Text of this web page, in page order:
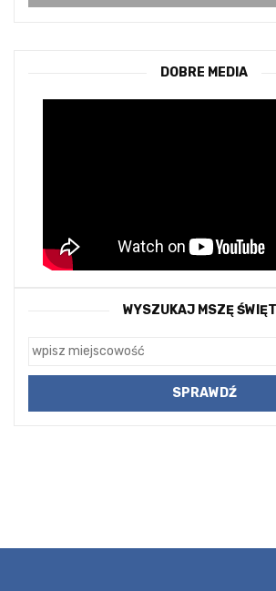
DOBRE MEDIA
WYSZUKAJ MSZĘ